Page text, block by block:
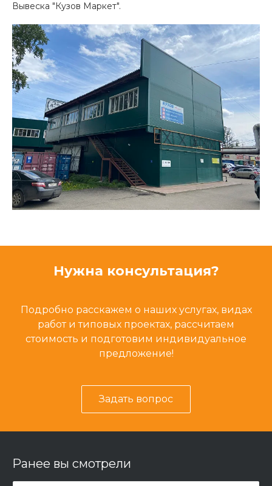
Вывеска "Кузов Маркет".
Нужна консультация?
Подробно расскажем о наших услугах, видах
работ и типовых проектах, рассчитаем
стоимость и подготовим индивидуальное
предложение!
Задать вопрос
Ранее вы смотрели